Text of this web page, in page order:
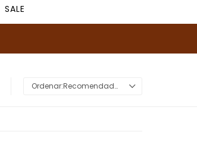
SALE
Recomendados